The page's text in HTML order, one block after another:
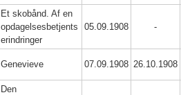
Et skobånd. Af en
opdagelsesbetjents
erindringer
05.09.1908 -
Genevieve 07.09.1908 26.10.1908
Den